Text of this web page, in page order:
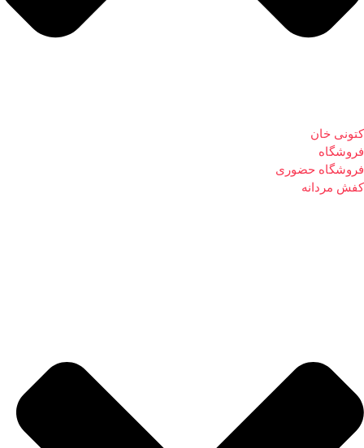
کتونی خان
فروشگاه
فروشگاه حضوری
کفش مردانه